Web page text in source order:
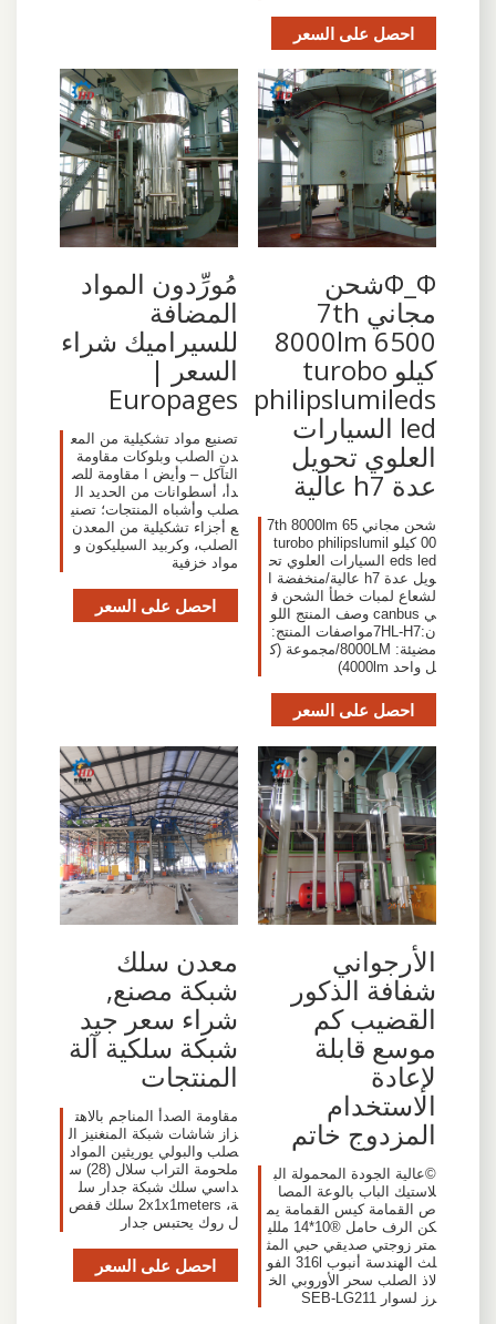
احصل على السعر
Φ_Φشحن
مجاني 7th
8000lm 6500
كيلو turobo
philipslumileds
led السيارات
العلوي تحويل
عدة h7 عالية
شحن مجاني 7th 8000lm 65
00 كيلو turobo philipslumil
eds led السيارات العلوي تح
ويل عدة h7 عالية/منخفضة ا
لشعاع لمبات خطأ الشحن ف
ي canbus وصف المنتج اللو
ن:7HL-H7مواصفات المنتج:
مضيئة: 8000LM/مجموعة (ك
ل واحد 4000lm)
احصل على السعر
مُورِّدون المواد
المضافة
للسيراميك شراء
السعر |
Europages
تصنيع مواد تشكيلية من المع
دن الصلب وبلوكات مقاومة
التآكل – وأيض ا مقاومة للص
دأ، أسطوانات من الحديد ال
صلب وأشباه المنتجات؛ تصني
ع أجزاء تشكيلية من المعدن
الصلب، وكربيد السيليكون و
مواد خزفية
احصل على السعر
الأرجواني
شفافة الذكور
القضيب كم
موسع قابلة
لإعادة
الاستخدام
المزدوج خاتم
©عالية الجودة المحمولة الب
لاستيك الباب بالوعة المصا
ص القمامة كيس القمامة يم
كن الرف حامل ®10*14 مللي
متر زوجتي صديقي حبي المث
لث الهندسة أنبوب 316l الفو
لاذ الصلب سحر الأوروبي الخ
رز لسوار SEB-LG211
معدن سلك
شبكة مصنع,
شراء سعر جيد
شبكة سلكية آلة
المنتجات
مقاومة الصدأ المناجم بالاهت
زاز شاشات شبكة المنغنيز ال
صلب والبولي يوريثين المواد
ملحومة التراب سلال (28) س
داسي سلك شبكة جدار سل
ة، 2x1x1meters سلك قفص
ل روك يحتبس جدار
احصل على السعر